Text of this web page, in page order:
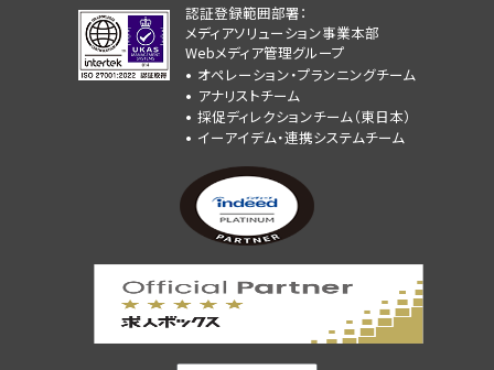
認証登録範囲部署：
メディアソリューション事業本部
Webメディア管理グループ
オペレーション・プランニングチーム
アナリストチーム
採促ディレクションチーム（東日本）
イーアイデム・連携システムチーム